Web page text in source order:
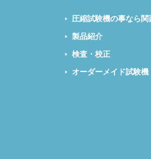
圧縮試験機の事なら関
製品紹介
検査・校正
オーダーメイド試験機